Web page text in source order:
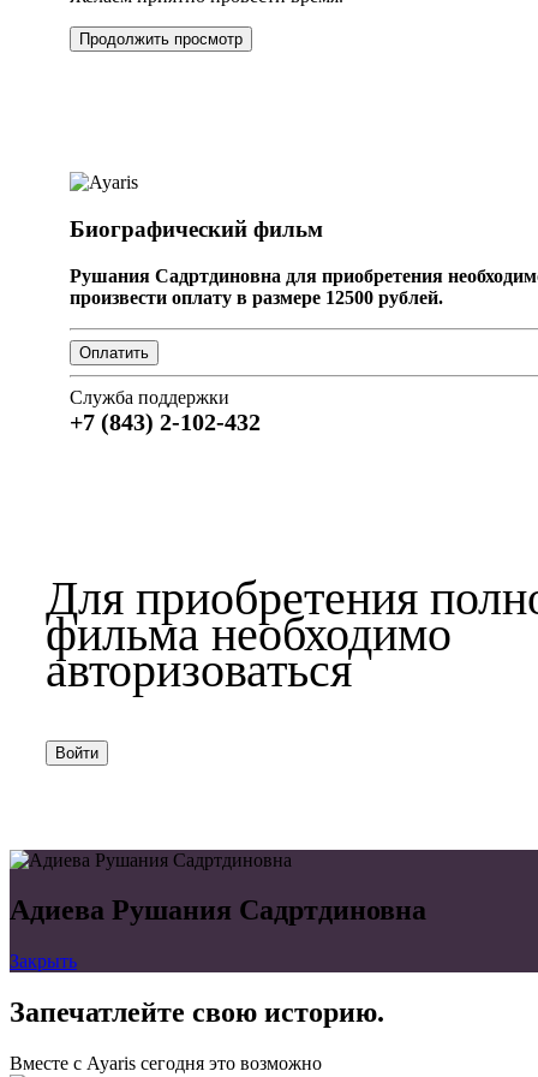
Продолжить просмотр
Биографический фильм
Рушания Садртдиновна для приобретения
произвести оплату в размере 12500 рублей.
Служба поддержки
+7 (843) 2-102-432
Для приобретения
фильма необходимо
авторизоваться
Войти
Адиева Рушания Садртдиновна
Закрыть
Запечатлейте свою историю.
Вместе с Ayaris сегодня это возможно